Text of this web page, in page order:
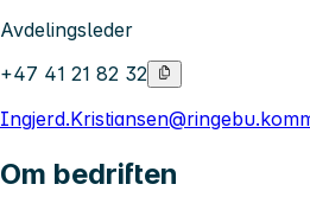
Avdelingsleder
+47 41 21 82 32
Om bedriften